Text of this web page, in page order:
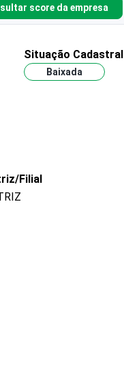
score da empresa
Situação Cadastral
Baixada
Filial